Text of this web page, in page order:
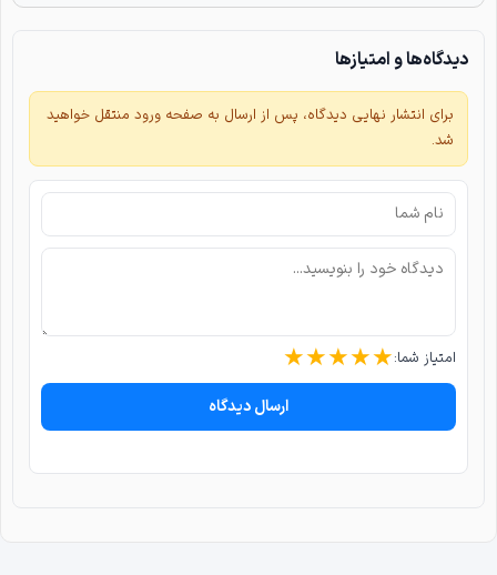
دیدگاه‌ها و امتیازها
برای انتشار نهایی دیدگاه، پس از ارسال به صفحه ورود منتقل خواهید
شد.
امتیاز شما: ★★★★★
ارسال دیدگاه